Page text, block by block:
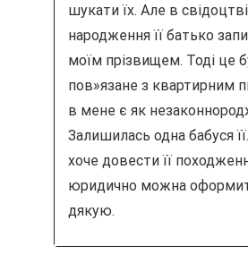
шукати їх. Але в
народження її батько
моїм прізвищем. Тоді це
пов»язане з квартирним
в мене є як
Залишилась одна бабуся
хоче довести її
юридично можна
дякую.